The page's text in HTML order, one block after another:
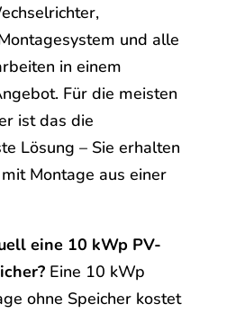
und alle
in einem
Für die meisten
ist das die
Lösung – Sie erhalten
Montage aus einer
eine 10 kWp PV-
Eine 10 kWp
ohne Speicher kostet